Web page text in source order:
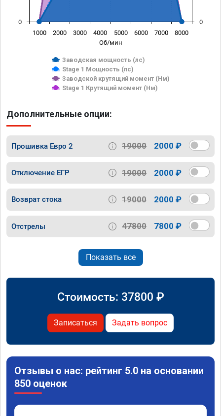
Об/мин
Заводская мощность (лс)
Stage 1 Мощность (лс)
Заводской крутящий момент (Нм)
Stage 1 Крутящий момент (Нм)
1000 2000 3000 4000 5000 6000 7000 8000
0 0
Дополнительные опции:
Прошивка Евро 2 19000 2000 ₽
Отключение ЕГР 19000 2000 ₽
Возврат стока 19000 2000 ₽
Отстрелы 47800 7800 ₽
Показать все
Стоимость: 37800 ₽
Записаться Задать вопрос
Отзывы о нас: рейтинг 5.0 на основании
850 оценок